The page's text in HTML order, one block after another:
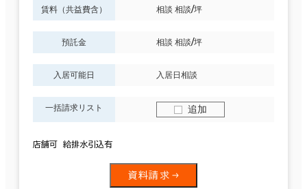
賃料（共益費含） 相談 相談/坪
預託金 相談 相談/坪
入居可能日 入居日相談
一括請求リスト 追加
店舗可 給排水引込有
資料請求